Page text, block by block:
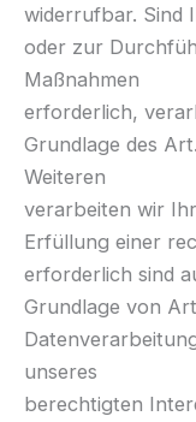
widerrufbar. Sind
oder zur
Maßnahmen
erforderlich,
Grundlage des
Weiteren
verarbeiten wir
Erfüllung einer
erforderlich sind
Grundlage von
unseres
berechtigten